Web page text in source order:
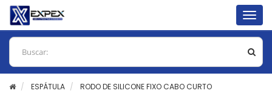
ESPÁTULA RODO DE SILICONE FIXO CABO CURTO